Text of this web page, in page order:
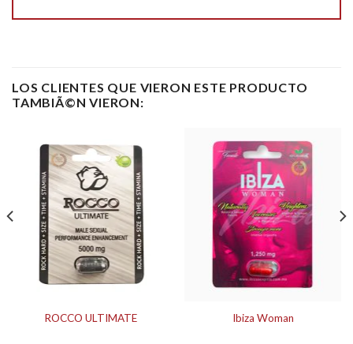
LOS CLIENTES QUE VIERON ESTE PRODUCTO
TAMBIÃ©N VIERON:
ROCCO ULTIMATE Ibiza Woman